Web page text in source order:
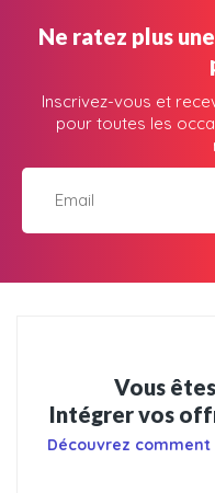
Ne ratez plus
Inscrivez-vous et
pour toutes les
Vous
Intégrer vos
Découvrez